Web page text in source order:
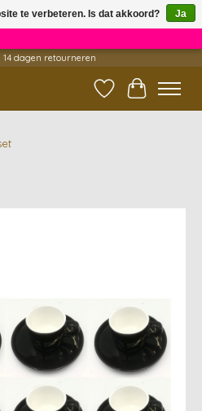
×
dagen retourneren
Verlanglijst
te verbeteren. Is dat akkoord?
Ja